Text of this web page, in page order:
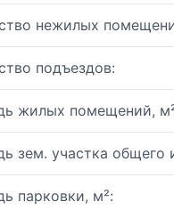
нежилых
подъездов:
жилых помещений,
зем. участка общего
парковки, м²: